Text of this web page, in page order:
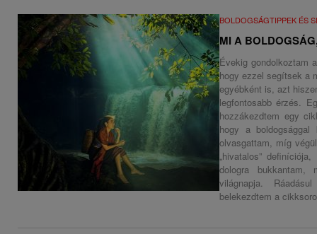
BOLDOGSÁGTIPPEK ÉS
MI A
Évekig gondolkoztam
hogy ezzel segítsek a
egyébként is, azt
legfontosabb érzés.
hozzákezdtem egy
hogy a boldogsággal
olvasgattam, míg
„hivatalos”
dologra bukkantam,
világnapja.
belekezdtem a